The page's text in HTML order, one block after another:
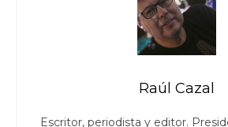
Raúl Cazal
Escritor, periodista y editor.